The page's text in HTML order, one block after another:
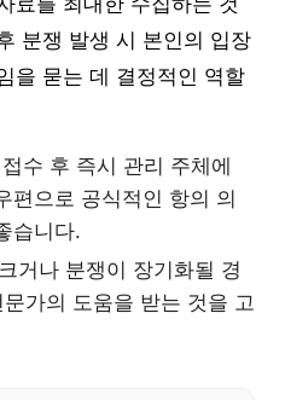
분쟁 발생 시 본인의 입장
을 묻는 데 결정적인 역할
수 후 즉시 관리 주체에
편으로 공식적인 항의 의
습니다.
거나 분쟁이 장기화될 경
가의 도움을 받는 것을 고